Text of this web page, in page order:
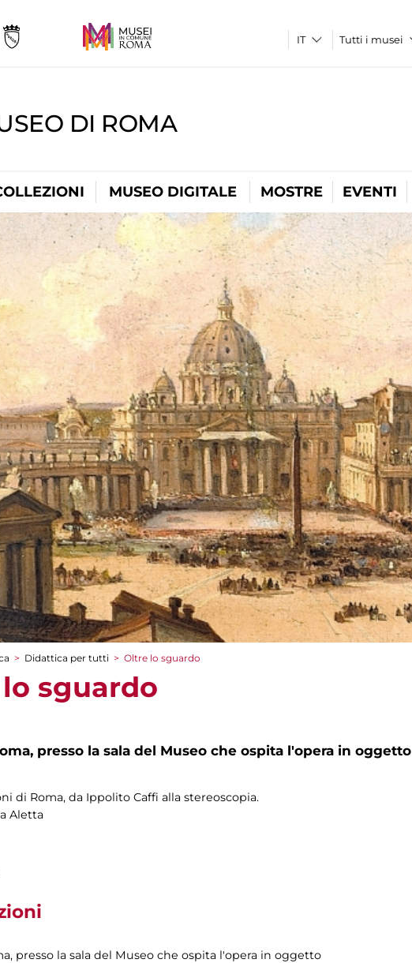
Tutti i musei
DI ROMA
MUSEO DIGITALE MOSTRE EVENTI
> Didattica per tutti > Oltre lo sguardo
sguardo
presso la sala del Museo che ospita l'opera in oggetto
di Roma, da Ippolito Caffi alla stereoscopia.
Aletta
, presso la sala del Museo che ospita l'opera in oggetto